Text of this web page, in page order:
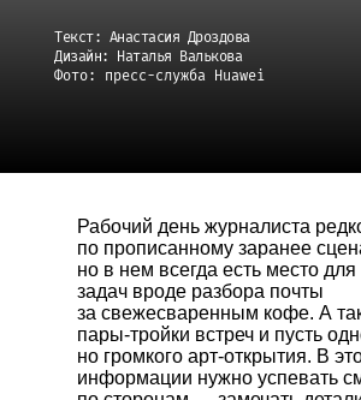
Текст: Анастасия Дроздова
Дизайн: Наталья Валькова
Фото: пресс-служба Huawei
Рабочий день журналиста
по прописанному заранее
но в нем всегда есть место
задач вроде разбора почты
за свежесваренным кофе. А
пары-тройки встреч и пусть
но громкого арт-открытия. В
информации нужно успевать